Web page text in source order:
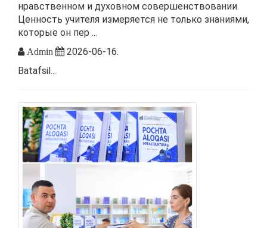
нравственном и духовном совершенствовании.
Ценность учителя измеряется не только знаниями,
которые он пер ...
Admin
2026-06-16.
Batafsil...